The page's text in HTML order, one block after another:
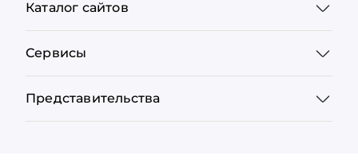
Каталог сайтов
Сервисы
Представительства